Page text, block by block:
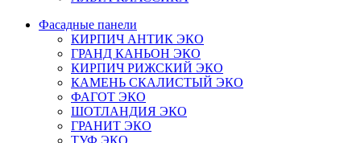
Фасадные панели
КИРПИЧ АНТИК ЭКО
ГРАНД КАНЬОН ЭКО
КИРПИЧ РИЖСКИЙ ЭКО
КАМЕНЬ СКАЛИСТЫЙ ЭКО
ФАГОТ ЭКО
ШОТЛАНДИЯ ЭКО
ГРАНИТ ЭКО
ТУФ ЭКО